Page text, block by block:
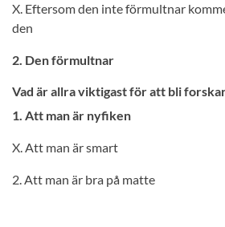
X. Eftersom den inte förmultnar
den
2. Den förmultnar
Vad är allra viktigast för att bli
1. Att man är nyfiken
X. Att man är smart
2. Att man är bra på matte